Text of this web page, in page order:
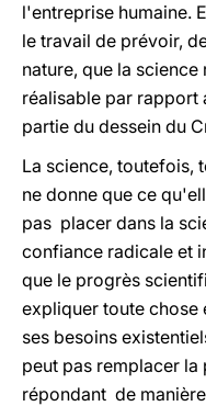
l'entreprise humaine.
le travail de prévoir,
nature, que la
réalisable par rapport
partie du dessein du
La science, toutefois,
ne donne que ce
pas placer dans la
confiance radicale et
que le progrès
expliquer toute chose
ses besoins
peut pas remplacer
répondant de